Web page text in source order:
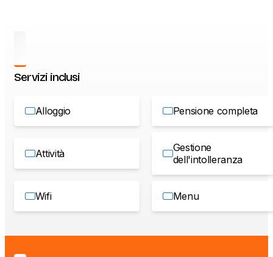
Servizi inclusi
Alloggio Pensione completa
Attività
Gestione
dell'intolleranza
Wifi Menu